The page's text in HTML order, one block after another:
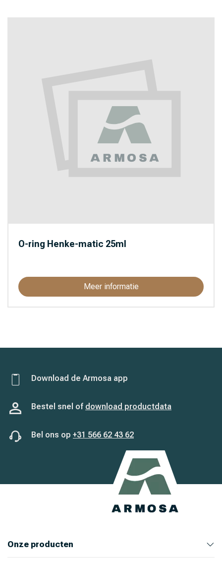
O-ring Henke-matic 25ml
Meer informatie
Download de Armosa app
Bestel snel of download productdata
Bel ons op +31 566 62 43 62
Onze producten